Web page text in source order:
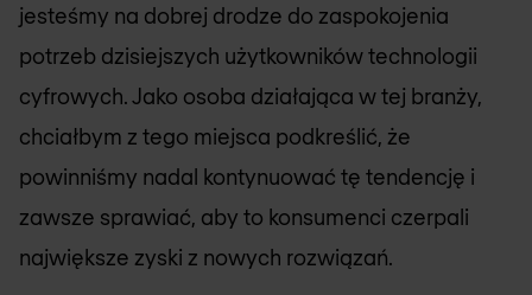
jesteśmy na dobrej drodze do zaspokojenia
potrzeb dzisiejszych użytkowników technologii
cyfrowych. Jako osoba działająca w tej branży,
chciałbym z tego miejsca podkreślić, że
powinniśmy nadal kontynuować tę tendencję i
zawsze sprawiać, aby to konsumenci czerpali
największe zyski z nowych rozwiązań.